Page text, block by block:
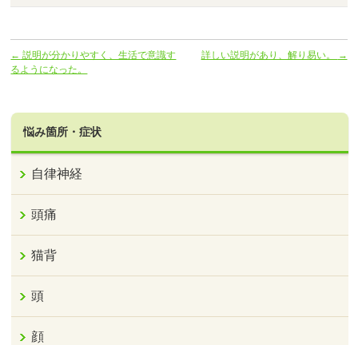
← 説明が分かりやすく、生活で意識す
るようになった。
詳しい説明があり、解り易い。 →
悩み箇所・症状
自律神経
頭痛
猫背
頭
顔